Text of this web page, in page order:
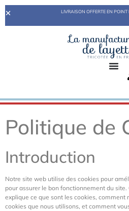
LIVRAISON OFFERTE EN
Politique de
Introduction
Notre site web utilise des cookies pour
pour assurer le bon fonctionnement du
explique ce que sont les cookies, comment
cookies que nous utilisons, et comment